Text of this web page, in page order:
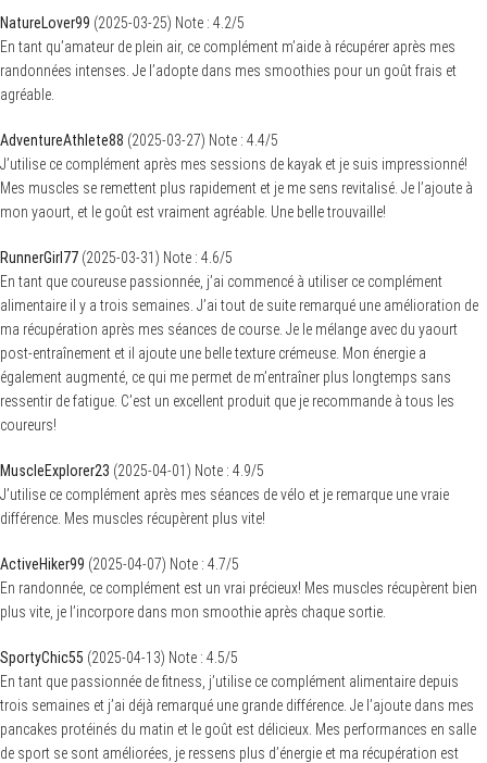
NatureLover99 (2025-03-25) Note : 4.2/5
En tant qu’amateur de plein air, ce complément m’aide à récupérer après mes
randonnées intenses. Je l’adopte dans mes smoothies pour un goût frais et
agréable.
AdventureAthlete88 (2025-03-27) Note : 4.4/5
J’utilise ce complément après mes sessions de kayak et je suis impressionné!
Mes muscles se remettent plus rapidement et je me sens revitalisé. Je l’ajoute à
mon yaourt, et le goût est vraiment agréable. Une belle trouvaille!
RunnerGirl77 (2025-03-31) Note : 4.6/5
En tant que coureuse passionnée, j’ai commencé à utiliser ce complément
alimentaire il y a trois semaines. J’ai tout de suite remarqué une amélioration de
ma récupération après mes séances de course. Je le mélange avec du yaourt
post-entraînement et il ajoute une belle texture crémeuse. Mon énergie a
également augmenté, ce qui me permet de m’entraîner plus longtemps sans
ressentir de fatigue. C’est un excellent produit que je recommande à tous les
coureurs!
MuscleExplorer23 (2025-04-01) Note : 4.9/5
J’utilise ce complément après mes séances de vélo et je remarque une vraie
différence. Mes muscles récupèrent plus vite!
ActiveHiker99 (2025-04-07) Note : 4.7/5
En randonnée, ce complément est un vrai précieux! Mes muscles récupèrent bien
plus vite, je l’incorpore dans mon smoothie après chaque sortie.
SportyChic55 (2025-04-13) Note : 4.5/5
En tant que passionnée de fitness, j’utilise ce complément alimentaire depuis
trois semaines et j’ai déjà remarqué une grande différence. Je l’ajoute dans mes
pancakes protéinés du matin et le goût est délicieux. Mes performances en salle
de sport se sont améliorées, je ressens plus d’énergie et ma récupération est